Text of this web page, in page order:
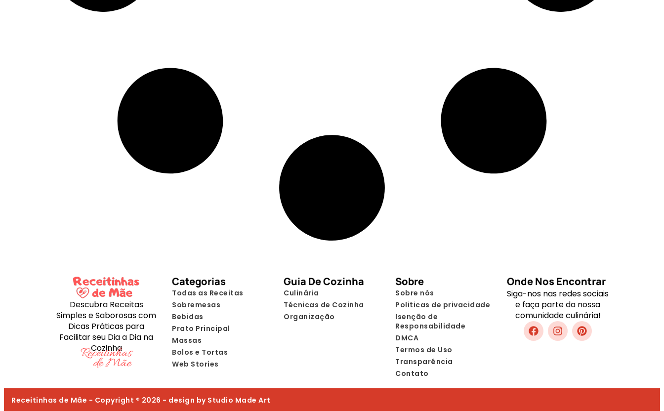
Descubra Receitas
Simples e Saborosas com
Dicas Práticas para
Facilitar seu Dia a Dia na
Cozinha
Categorias
Todas as Receitas
Sobremesas
Bebidas
Prato Principal
Massas
Bolos e Tortas
Web Stories
Guia De Cozinha
Culinária
Técnicas de Cozinha
Organização
Sobre
Sobre nós
Politicas de privacidade
Isenção de
Responsabilidade
DMCA
Termos de Uso
Transparência
Contato
Onde Nos Encontrar
Siga-nos nas redes sociais
e faça parte da nossa
comunidade culinária!
Receitinhas de Mãe - Copyright ® 2026 - design by Studio Made Art